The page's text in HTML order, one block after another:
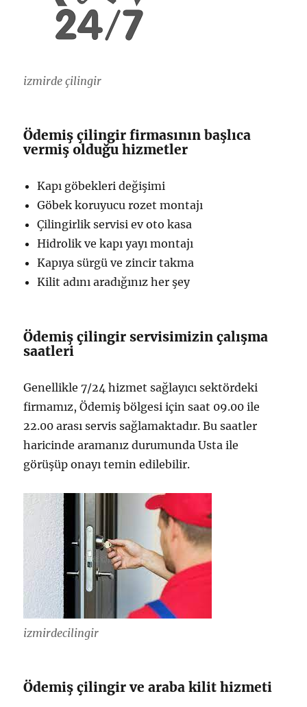
izmirde çilingir
Ödemiş çilingir firmasının başlıca
vermiş olduğu hizmetler
Kapı göbekleri değişimi
Göbek koruyucu rozet montajı
Çilingirlik servisi ev oto kasa
Hidrolik ve kapı yayı montajı
Kapıya sürgü ve zincir takma
Kilit adını aradığınız her şey
Ödemiş çilingir servisimizin çalışma
saatleri
Genellikle 7/24 hizmet sağlayıcı sektördeki
firmamız, Ödemiş bölgesi için saat 09.00 ile
22.00 arası servis sağlamaktadır. Bu saatler
haricinde aramanız durumunda Usta ile
görüşüp onayı temin edilebilir.
izmirdecilingir
Ödemiş çilingir ve araba kilit hizmeti